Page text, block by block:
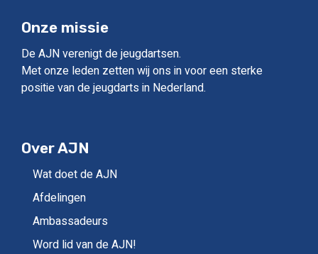
Onze missie
De AJN verenigt de jeugdartsen.
Met onze leden zetten wij ons in voor een sterke
positie van de jeugdarts in Nederland.
Over AJN
Wat doet de AJN
Afdelingen
Ambassadeurs
Word lid van de AJN!